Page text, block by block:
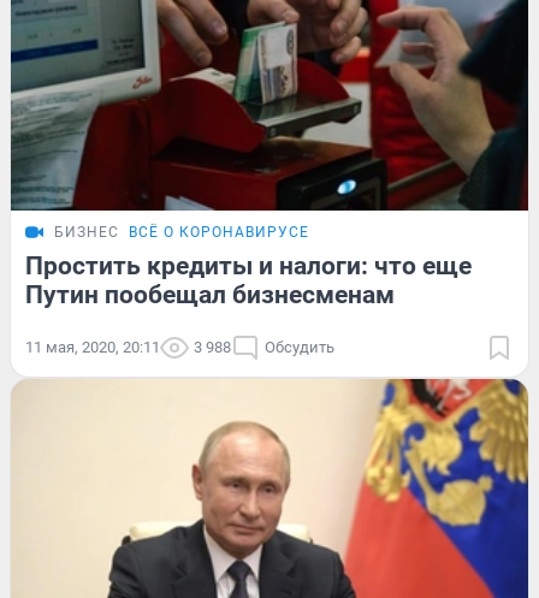
БИЗНЕС ВСЁ О КОРОНАВИРУСЕ
Простить кредиты и налоги: что еще
Путин пообещал бизнесменам
11 мая, 2020, 20:11 3 988 Обсудить